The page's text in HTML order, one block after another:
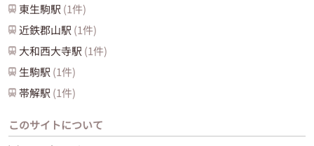
東生駒駅 (1件)
近鉄郡山駅 (1件)
大和西大寺駅 (1件)
生駒駅 (1件)
帯解駅 (1件)
このサイトについて